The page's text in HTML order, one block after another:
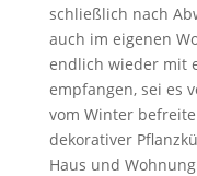
schließlich nach
auch im eigenen
endlich wieder mit
empfangen, sei es
vom Winter
dekorativer
Haus und